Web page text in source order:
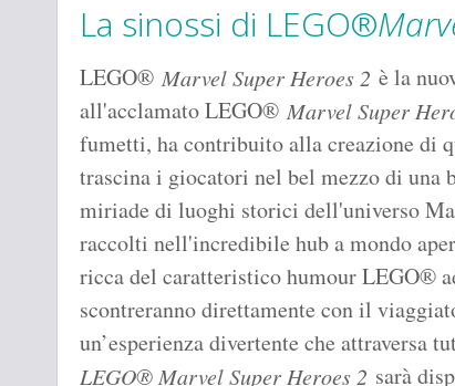
La sinossi di LEGO®
LEGO® Marvel Super Heroes 2 è la
all'acclamato LEGO® Marvel Super
fumetti, ha contribuito alla creazione di
trascina i giocatori nel bel mezzo di una
miriade di luoghi storici dell'universo
raccolti nell'incredibile hub a mondo
ricca del caratteristico humour LEGO®
scontreranno direttamente con il
un’esperienza divertente che attraversa
LEGO® Marvel Super Heroes 2 sarà